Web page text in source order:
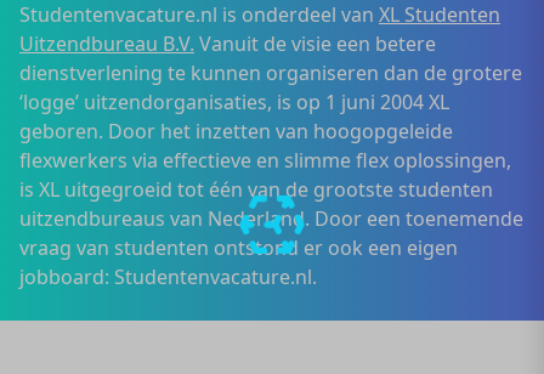
Studentenvacature.nl is onderdeel van XL Studenten
Uitzendbureau B.V. Vanuit de visie een betere
dienstverlening te kunnen organiseren dan de grotere
‘logge’ uitzendorganisaties, is op 1 juni 2004 XL
geboren. Door het inzetten van hoogopgeleide
flexwerkers via effectieve en slimme flex oplossingen,
is XL uitgegroeid tot één van de grootste studenten
uitzendbureaus van Nederland. Door een toenemende
vraag van studenten ontstond er ook een eigen
jobboard: Studentenvacature.nl.